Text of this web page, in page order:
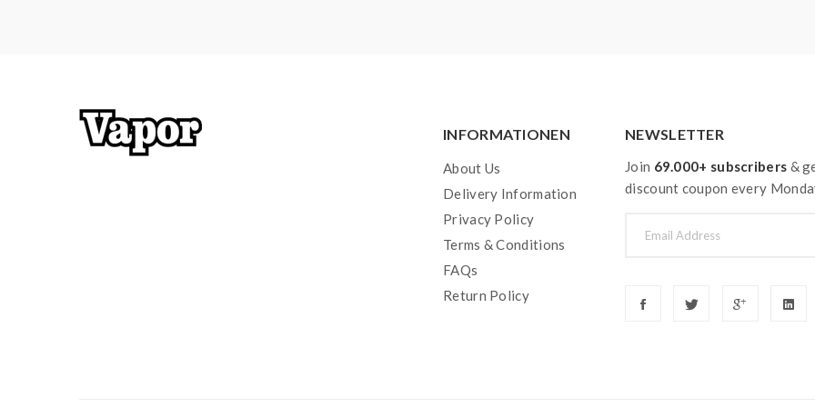
INFORMATIONEN
About Us
Delivery Information
Privacy Policy
Terms & Conditions
FAQs
Return Policy
NEWSLETTER
Join 69.000+ subscribers &
discount coupon every